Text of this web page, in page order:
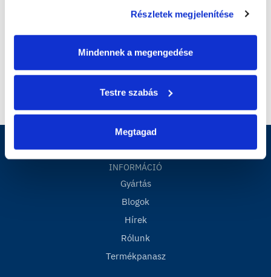
Részletek megjelenítése
Mindennek a megengedése
Testre szabás
Megtagad
INFORMÁCIÓ
Gyártás
Blogok
Hírek
Rólunk
Termékpanasz